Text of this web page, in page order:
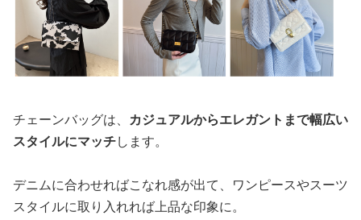
チェーンバッグは、 カジュアルからエレガントまで幅広い
スタイルにマッチします。
デニムに合わせればこなれ感が出て、ワンピースやスーツ
スタイルに取り入れれば上品な印象に。